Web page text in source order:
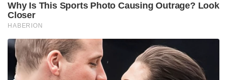
Why Is This Sports Photo Causing Outrage? Look
Closer
HABERION